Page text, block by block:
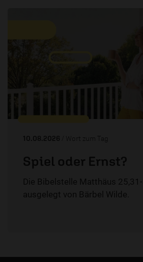
10.08.2026 / Wort zum Tag
Spiel oder Ernst?
Die Bibelstelle Matthäus
ausgelegt von Bärbel Wilde.